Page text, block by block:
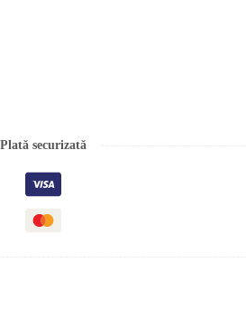
Plată securizată